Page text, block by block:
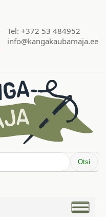
Tel: +372 53 484952
info@kangakaubamaja.ee
Otsi